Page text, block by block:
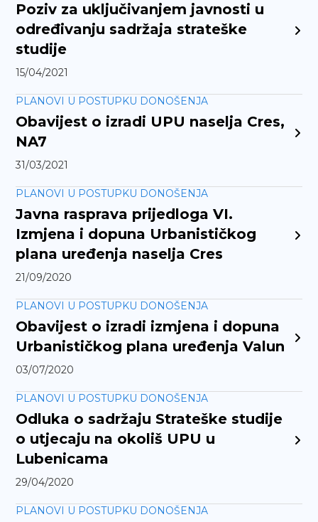
Poziv za uključivanjem javnosti u
određivanju sadržaja strateške
studije
15/04/2021
PLANOVI U POSTUPKU DONOŠENJA
Obavijest o izradi UPU naselja Cres,
NA7
31/03/2021
PLANOVI U POSTUPKU DONOŠENJA
Javna rasprava prijedloga VI.
Izmjena i dopuna Urbanističkog
plana uređenja naselja Cres
21/09/2020
PLANOVI U POSTUPKU DONOŠENJA
Obavijest o izradi izmjena i dopuna
Urbanističkog plana uređenja Valun
03/07/2020
PLANOVI U POSTUPKU DONOŠENJA
Odluka o sadržaju Strateške studije
o utjecaju na okoliš UPU u
Lubenicama
29/04/2020
PLANOVI U POSTUPKU DONOŠENJA